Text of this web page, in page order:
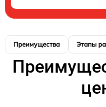
Преимущества Этапы